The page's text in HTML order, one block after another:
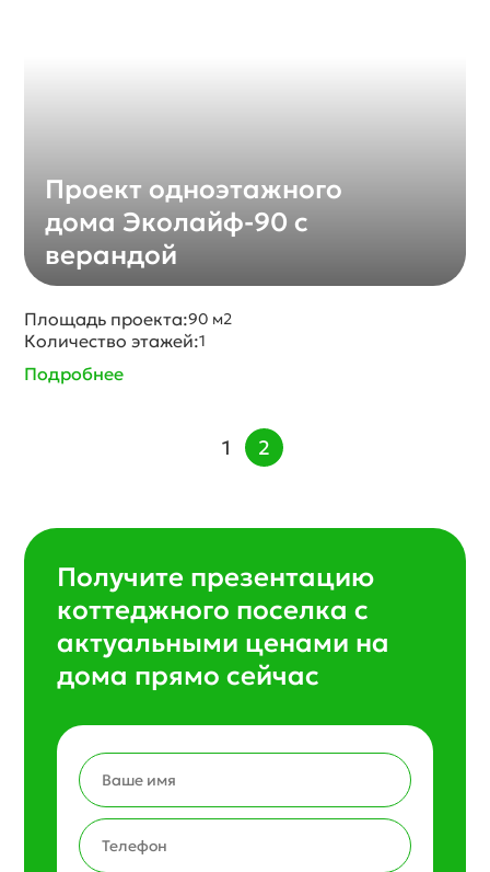
Проект одноэтажного
дома Эколайф-90 с
верандой
Площадь проекта:90 м2
Количество этажей:1
Подробнее
1 2
Получите презентацию
коттеджного поселка с
актуальными ценами на
дома прямо сейчас